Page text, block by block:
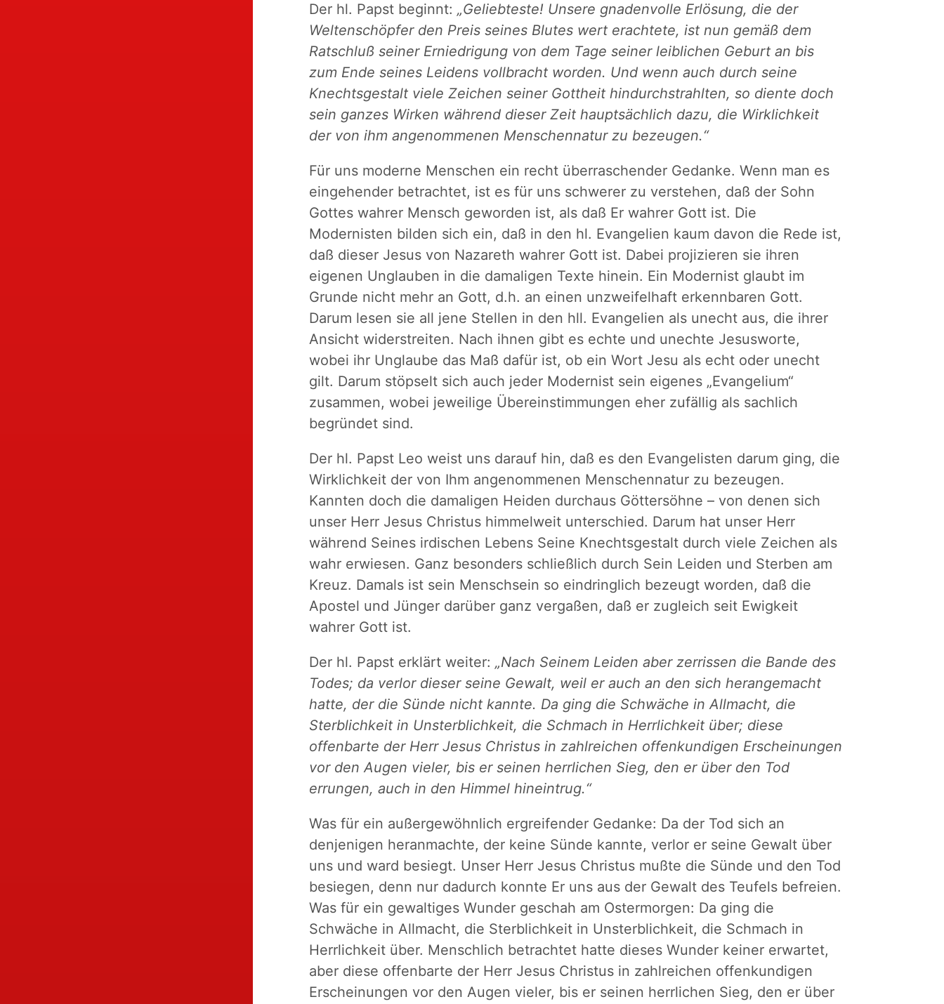
Der hl. Papst beginnt: „Geliebteste! Unsere gnadenvolle Erlösung, die der
Weltenschöpfer den Preis seines Blutes wert erachtete, ist nun gemäß dem
Ratschluß seiner Erniedrigung von dem Tage seiner leiblichen Geburt an bis
zum Ende seines Leidens vollbracht worden. Und wenn auch durch seine
Knechtsgestalt viele Zeichen seiner Gottheit hindurchstrahlten, so diente doch
sein ganzes Wirken während dieser Zeit hauptsächlich dazu, die Wirklichkeit
der von ihm angenommenen Menschennatur zu bezeugen.“
Für uns moderne Menschen ein recht überraschender Gedanke. Wenn man es
eingehender betrachtet, ist es für uns schwerer zu verstehen, daß der Sohn
Gottes wahrer Mensch geworden ist, als daß Er wahrer Gott ist. Die
Modernisten bilden sich ein, daß in den hl. Evangelien kaum davon die Rede ist,
daß dieser Jesus von Nazareth wahrer Gott ist. Dabei projizieren sie ihren
eigenen Unglauben in die damaligen Texte hinein. Ein Modernist glaubt im
Grunde nicht mehr an Gott, d.h. an einen unzweifelhaft erkennbaren Gott.
Darum lesen sie all jene Stellen in den hll. Evangelien als unecht aus, die ihrer
Ansicht widerstreiten. Nach ihnen gibt es echte und unechte Jesusworte,
wobei ihr Unglaube das Maß dafür ist, ob ein Wort Jesu als echt oder unecht
gilt. Darum stöpselt sich auch jeder Modernist sein eigenes „Evangelium“
zusammen, wobei jeweilige Übereinstimmungen eher zufällig als sachlich
begründet sind.
Der hl. Papst Leo weist uns darauf hin, daß es den Evangelisten darum ging, die
Wirklichkeit der von Ihm angenommenen Menschennatur zu bezeugen.
Kannten doch die damaligen Heiden durchaus Göttersöhne – von denen sich
unser Herr Jesus Christus himmelweit unterschied. Darum hat unser Herr
während Seines irdischen Lebens Seine Knechtsgestalt durch viele Zeichen als
wahr erwiesen. Ganz besonders schließlich durch Sein Leiden und Sterben am
Kreuz. Damals ist sein Menschsein so eindringlich bezeugt worden, daß die
Apostel und Jünger darüber ganz vergaßen, daß er zugleich seit Ewigkeit
wahrer Gott ist.
Der hl. Papst erklärt weiter: „Nach Seinem Leiden aber zerrissen die Bande des
Todes; da verlor dieser seine Gewalt, weil er auch an den sich herangemacht
hatte, der die Sünde nicht kannte. Da ging die Schwäche in Allmacht, die
Sterblichkeit in Unsterblichkeit, die Schmach in Herrlichkeit über; diese
offenbarte der Herr Jesus Christus in zahlreichen offenkundigen Erscheinungen
vor den Augen vieler, bis er seinen herrlichen Sieg, den er über den Tod
errungen, auch in den Himmel hineintrug.“
Was für ein außergewöhnlich ergreifender Gedanke: Da der Tod sich an
denjenigen heranmachte, der keine Sünde kannte, verlor er seine Gewalt über
uns und ward besiegt. Unser Herr Jesus Christus mußte die Sünde und den Tod
besiegen, denn nur dadurch konnte Er uns aus der Gewalt des Teufels befreien.
Was für ein gewaltiges Wunder geschah am Ostermorgen: Da ging die
Schwäche in Allmacht, die Sterblichkeit in Unsterblichkeit, die Schmach in
Herrlichkeit über. Menschlich betrachtet hatte dieses Wunder keiner erwartet,
aber diese offenbarte der Herr Jesus Christus in zahlreichen offenkundigen
Erscheinungen vor den Augen vieler, bis er seinen herrlichen Sieg, den er über